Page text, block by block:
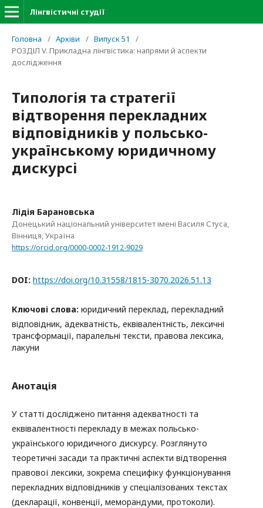
Лінгвістичні студії
Головна / Архіви / Випуск 51
/
РОЗДІЛ V. Прикладна лінгвістика: напрями й аспекти
дослідження
Типологія та стратегії
відтворення перекладних
відповідників у польсько-
українському юридичному
дискурсі
Лідія Барановська
Донецький національний університет імені Василя Стуса,
Вінниця, Україна
https://orcid.org/0000-0002-1912-9029
DOI: https://doi.org/10.31558/1815-3070.2026.51.13
Ключові слова: юридичний переклад, перекладний
відповідник, адекватність, еквівалентність, лексичні
трансформації, паралельні тексти, правова лексика,
лакуни
Анотація
У статті досліджено питання адекватності та
еквівалентності перекладу в межах польсько-
українського юридичного дискурсу. Розглянуто
теоретичні засади та практичні аспекти відтворення
правової лексики, зокрема специфіку функціонування
перекладних відповідників у спеціалізованих текстах
(декларації, конвенції, меморандуми, протоколи).